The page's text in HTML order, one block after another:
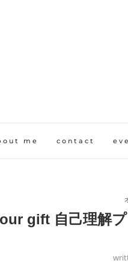
me contact
gift 自己理解